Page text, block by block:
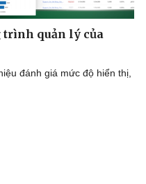
trình quản lý của
đánh giá mức độ hiển thị,